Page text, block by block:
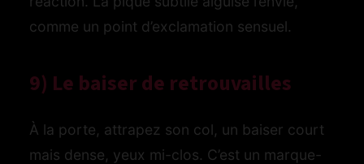
comme un point d’exclamation sensuel.
9) Le baiser de retrouvailles
À la porte, attrapez son col, un baiser court
mais dense, yeux mi-clos. C’est un marque-